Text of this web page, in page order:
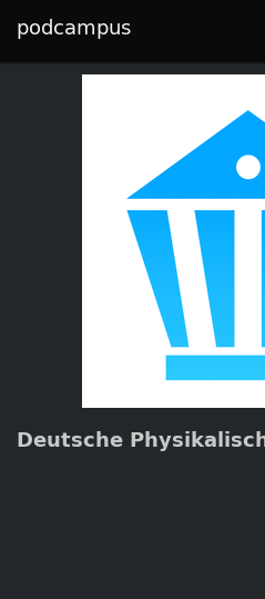
podcampus
Deutsche